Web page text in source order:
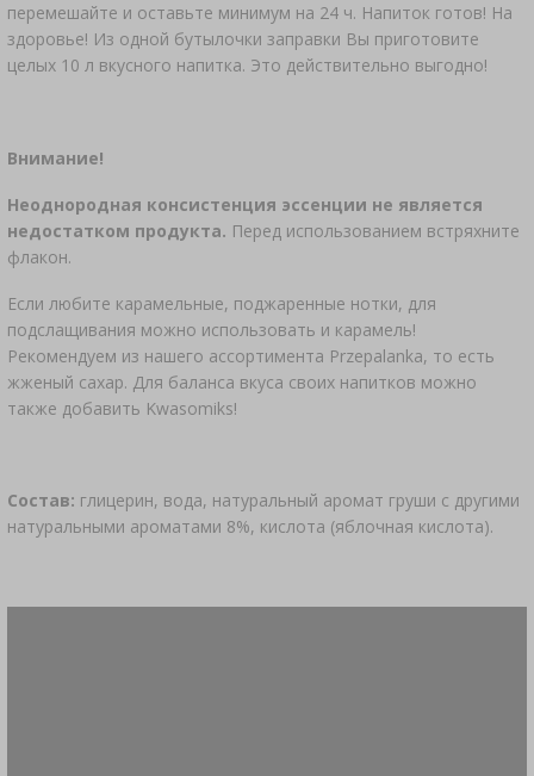
перемешайте и оставьте минимум на 24 ч. Напиток готов! На
здоровье! Из одной бутылочки заправки Вы приготовите
целых 10 л вкусного напитка. Это действительно выгодно!
Внимание!
Неоднородная консистенция эссенции не является
недостатком продукта. Перед использованием встряхните
флакон.
Если любите карамельные, поджаренные нотки, для
подслащивания можно использовать и карамель!
Рекомендуем из нашего ассортимента Przepalanka, то есть
жженый сахар. Для баланса вкуса своих напитков можно
также добавить Kwasomiks!
Состав: глицерин, вода, натуральный аромат груши с другими
натуральными ароматами 8%, кислота (яблочная кислота).